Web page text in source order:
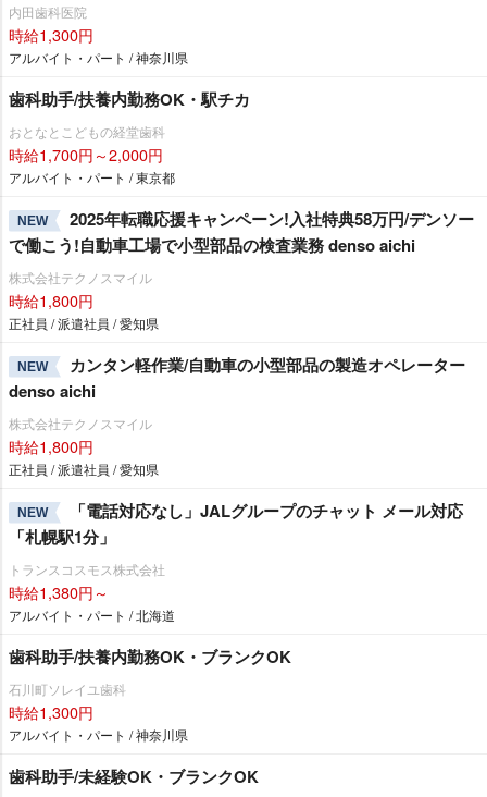
内田歯科医院
時給1,300円
アルバイト・パート / 神奈川県
歯科助手/扶養内勤務OK・駅チカ
おとなとこどもの経堂歯科
時給1,700円～2,000円
アルバイト・パート / 東京都
NEW
2025年転職応援キャンペーン!入社特典58万円/デンソー
で働こう!自動車工場で小型部品の検査業務 denso aichi
株式会社テクノスマイル
時給1,800円
正社員 / 派遣社員 / 愛知県
NEW
カンタン軽作業/自動車の小型部品の製造オペレーター
denso aichi
株式会社テクノスマイル
時給1,800円
正社員 / 派遣社員 / 愛知県
NEW
「電話対応なし」JALグループのチャット メール対応
「札幌駅1分」
トランスコスモス株式会社
時給1,380円～
アルバイト・パート / 北海道
歯科助手/扶養内勤務OK・ブランクOK
石川町ソレイユ歯科
時給1,300円
アルバイト・パート / 神奈川県
歯科助手/未経験OK・ブランクOK